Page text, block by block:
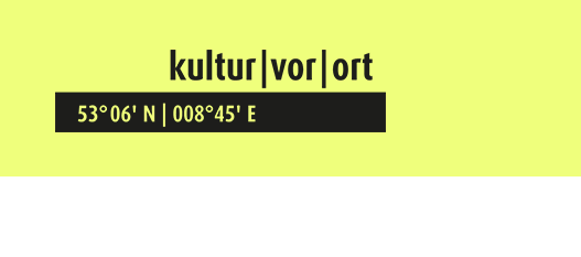
Kultur Vor Ort
BREMEN GRÖPELINGEN